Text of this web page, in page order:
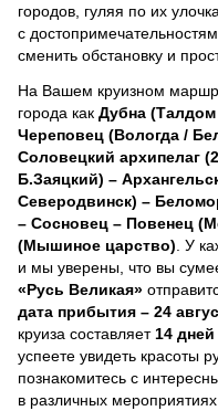
городов, гуляя по их
с
сменить обстановку и
На Вашем круизном
города как Дубна (Талдом
Череповец (Вологда /
Соловецкий архипелаг
Б.Заяцкий) –
Северодвинск) –
– Сосновец – Повенец
(Мышиное царство) . У
и мы уверены, что вы
«Русь Великая»
дата прибытия – 24
круиза составляет 14
успеете увидеть красоты
познакомитесь с
в различных